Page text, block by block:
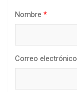
Nombre *
Correo electrónico